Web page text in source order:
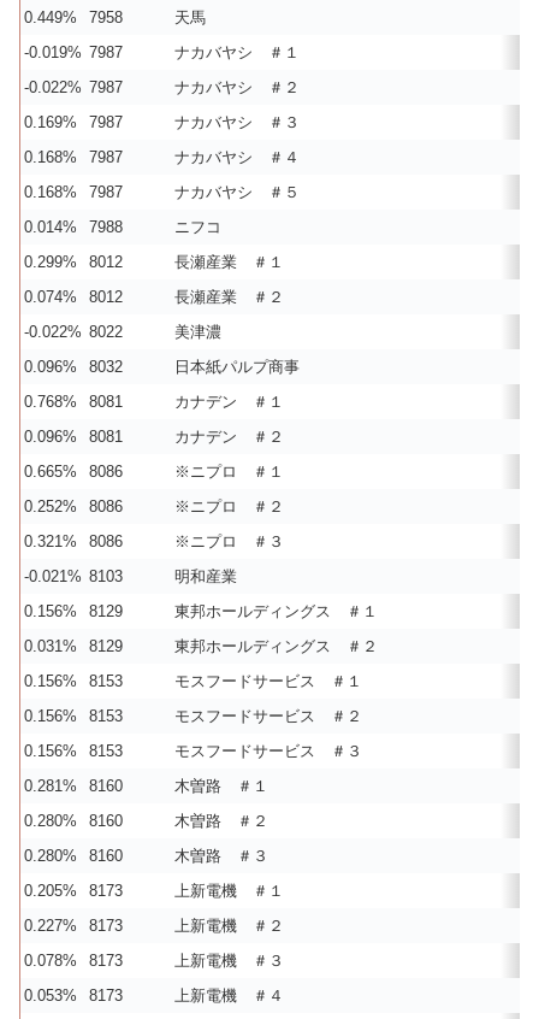
0.449% 7958
天馬
-0.019% 7987
ナカバヤシ ＃１
-0.022% 7987
ナカバヤシ ＃２
0.169%
7987
ナカバヤシ ＃３
0.168%
7987
ナカバヤシ ＃４
0.168%
7987
ナカバヤシ ＃５
0.014%
7988
ニフコ
0.299%
8012
長瀬産業 ＃１
0.074%
8012
長瀬産業 ＃２
-0.022% 8022
美津濃
0.096%
8032
日本紙パルプ商事
0.768%
8081
カナデン ＃１
0.096%
8081
カナデン ＃２
0.665%
8086
※ニプロ ＃１
0.252%
8086
※ニプロ ＃２
0.321%
8086
※ニプロ ＃３
-0.021% 8103
明和産業
0.156%
8129
東邦ホールディングス ＃１
0.031%
8129
東邦ホールディングス ＃２
0.156%
8153
モスフードサービス ＃１
0.156%
8153
モスフードサービス ＃２
0.156%
8153
モスフードサービス ＃３
0.281%
8160
木曽路 ＃１
0.280%
8160
木曽路 ＃２
0.280%
8160
木曽路 ＃３
0.205%
8173
上新電機 ＃１
0.227%
8173
上新電機 ＃２
0.078%
8173
上新電機 ＃３
0.053%
8173
上新電機 ＃４